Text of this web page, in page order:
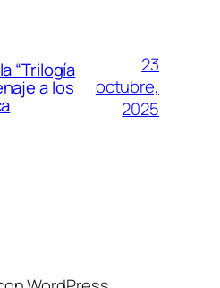
“Trilogía
a los
23
octubre,
2025